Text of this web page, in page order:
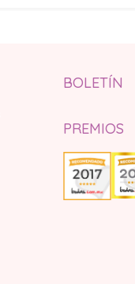
BOLETÍN
PREMIOS